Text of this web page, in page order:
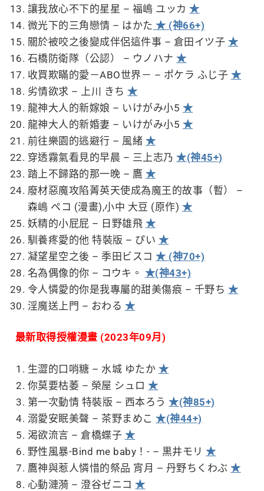
讓我放心不下的星星 – 福嶋 ユッカ★
微光下的三角戀情 – はかた ★ (神66+)
關於被咬之後變成伴侶這件事 – 倉田イツ子 ★
石橋防衛隊（公認） – ウノハナ★
收買欺瞞的愛－ABO世界－ – ポケラ ふじ子 ★
劣情欲求 – 上川 きち★
龍神大人的新嫁娘 – いけがみ小5 ★
龍神大人的新婚妻 – いけがみ小5 ★
前往樂園的逃避行 – 風緒 ★
穿透霧氣看見的早晨 – 三上志乃★(神45+)
踏上不歸路的那一晚 – 鷹 ★
廢材惡魔攻陷菁英天使成為魔王的故事（暫） –
森嶋 ペコ (漫畫),小中 大豆 (原作) ★
妖精的小屁屁 – 日野雄飛 ★
馴養疼愛的他 特裝版 – ぴい ★
凝望星空之後 – 季田ビスコ★ (神70+)
名為偶像的你 – コウキ。 ★(神43+)
令人憐愛的你是我專屬的甜美傷痕 – 千野ち ★
淫魔送上門 – おわる ★
最新取得授權漫畫 (2023年09月)
生澀的口哨糖 – 水城 ゆたか ★
你莫要枯萎 – 榮屋 シュロ★
第一次動情 特裝版 – 西本ろう★(神85+)
溺愛安眠美聲 – 茶野まめこ★(神44+)
渴欲流言 – 倉橋蝶子 ★
野性風暴-Bind me baby！- – 黒井モリ★
鷹神與惹人憐惜的祭品 宵月 – 丹野ちくわぶ★
心動漣漪 – 澄谷ゼニコ★